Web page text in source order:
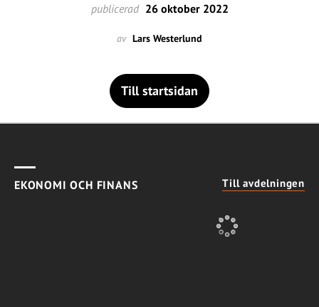
publicerad 26 oktober 2022
av Lars Westerlund
Till startsidan
EKONOMI OCH FINANS Till avdelningen